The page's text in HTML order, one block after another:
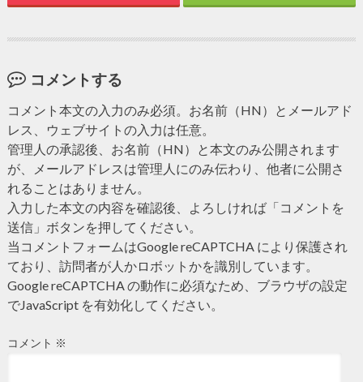
コメントする
コメント本文の入力のみ必須。お名前（HN）とメールアド
レス、ウェブサイトの入力は任意。
管理人の承認後、お名前（HN）と本文のみ公開されます
が、メールアドレスは管理人にのみ伝わり、他者に公開さ
れることはありません。
入力した本文の内容を確認後、よろしければ「コメントを
送信」ボタンを押してください。
当コメントフォームはGoogle reCAPTCHA により保護され
ており、訪問者が人かロボットかを識別しています。
Google reCAPTCHA の動作に必須なため、ブラウザの設定
でJavaScript を有効化してください。
コメント ※